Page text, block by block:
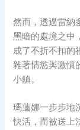
然而，透過雷納
黑暗的處境之中
成了不折不扣的
雜著情慾與激憤
小鎮。
瑪蓮娜一步步地
快活，而被送上